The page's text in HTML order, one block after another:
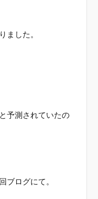
ました。
予測されていたの
ブログにて。